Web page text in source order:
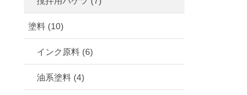
塗料 (10)
インク原料 (6)
油系塗料 (4)